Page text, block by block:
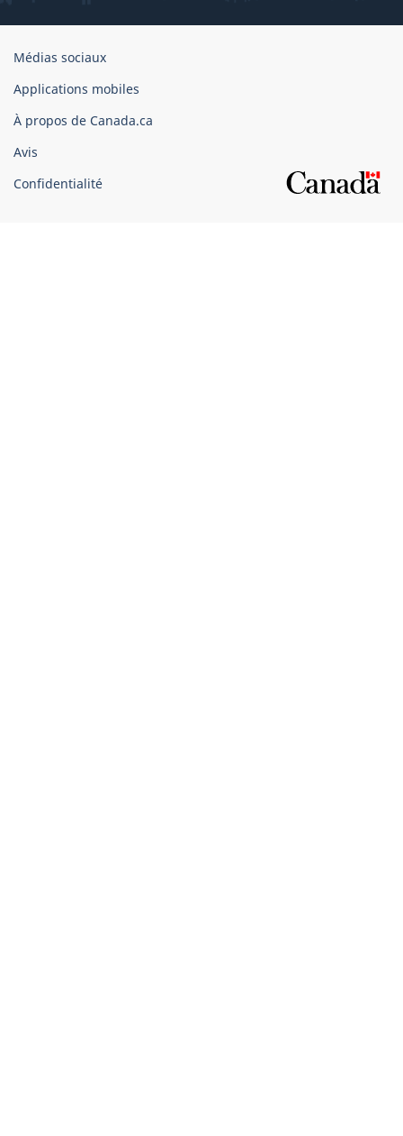
Organisation
gouvernement
du
Canada
Médias sociaux
Applications mobiles
À propos de Canada.ca
Avis
Confidentialité